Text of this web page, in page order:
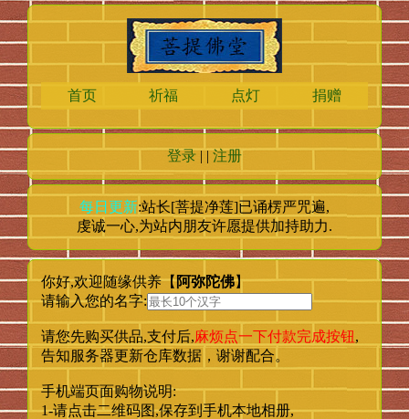
首页 祈福 点灯 捐赠
登录| |注册
每日更新:站长[菩提净莲]已诵楞严咒遍,
虔诚一心,为站内朋友许愿提供加持助力.
你好,欢迎随缘供养【阿弥陀佛】
请输入您的名字:
请您先购买供品,支付后,麻烦点一下付款完成按钮,
告知服务器更新仓库数据，谢谢配合。
手机端页面购物说明:
1-请点击二维码图,保存到手机本地相册,